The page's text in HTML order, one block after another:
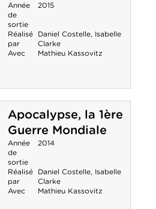
Année
de
sortie
2015
Réalisé
par
Daniel Costelle, Isabelle
Clarke
Avec
Mathieu Kassovitz
Apocalypse, la 1ère
Guerre Mondiale
Année
de
sortie
2014
Réalisé
par
Daniel Costelle, Isabelle
Clarke
Avec
Mathieu Kassovitz